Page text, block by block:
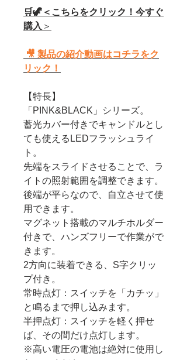
🛒🦖＜こちらをクリック！今すぐ
購入 ＞
🎥 製品の紹介動画はコチラをク
リック！
【特長】
「PINK&BLACK」シリーズ。
蓄光カバー付きでキャンドルとし
ても使えるLEDフラッシュライ
ト。
先端をスライドさせることで、ラ
イトの照射範囲を調整できます。
後端が平らなので、自立させて使
用できます。
マグネット搭載のマルチホルダー
付きで、ハンズフリーで作業がで
きます。
2方向に装着できる、S字クリッ
プ付き。
常時点灯：スイッチを「カチッ」
と鳴るまで押し込みます。
半押点灯：スイッチを軽く押せ
ば、その間だけ点灯します。
※高い電圧の電池は絶対に使用し